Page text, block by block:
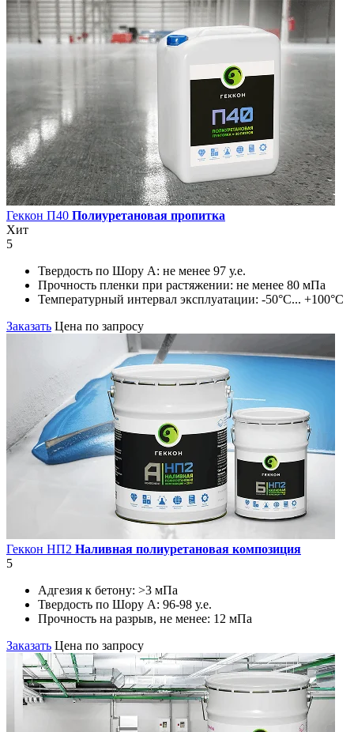
Геккон П40 Полиуретановая пропитка
Хит
5
Твердость по Шору А: не менее 97 у.е.
Прочность пленки при растяжении: не менее 80 мПа
Температурный интервал эксплуатации: -50°С... +100°С
Заказать Цена по запросу
Геккон НП2 Наливная полиуретановая композиция
5
Адгезия к бетону: >3 мПа
Твердость по Шору А: 96-98 у.е.
Прочность на разрыв, не менее: 12 мПа
Заказать Цена по запросу